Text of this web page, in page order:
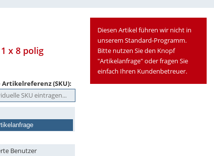
x 8 polig
Artikelreferenz (SKU):
Benutzer
Diesen Artikel führen wir nicht in
unserem Standard-Programm.
Bitte nutzen Sie den Knopf
"Artikelanfrage" oder fragen Sie
einfach Ihren Kundenbetreuer.